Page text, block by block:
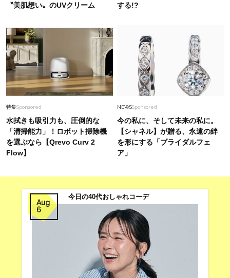
〝美肌想い〟のUVクリーム
する!?
特集Sponsored
水拭きも吸引力も、圧倒的な
「清掃能力」！ロボット掃除機
を選ぶなら【Qrevo Curv 2
Flow】
NEWSSponsored
今の私に、そして未来の私に。
【シャネル】が贈る、永遠の絆
を形にする「ブライダルフェ
ア」
Aug
6
今日の40代おしゃれコーデ